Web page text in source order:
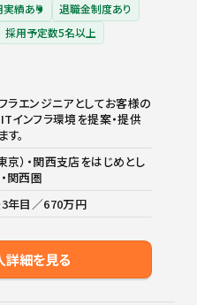
績あり
退職金制度あり
採用予定数5名以上
ラエンジニアとしてお客様の
インフラ環境を提案・提供
す。
京）・関西支店をはじめとし
関西圏
年目／670万円
詳細を見る